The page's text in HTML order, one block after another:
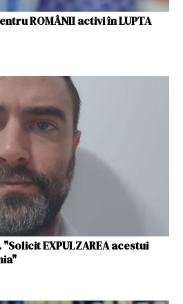
ROMÂNII activi în LUPTA
"Solicit EXPULZAREA acestui